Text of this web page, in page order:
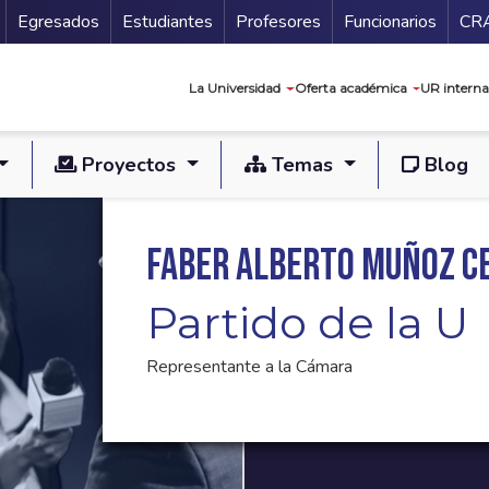
Secundario
Egresados Estudiantes Profesores Funcionarios
La Universidad Oferta académica UR
Proyectos Temas Blog
Faber Alberto Muñoz
Partido de la U
Representante a la Cámara